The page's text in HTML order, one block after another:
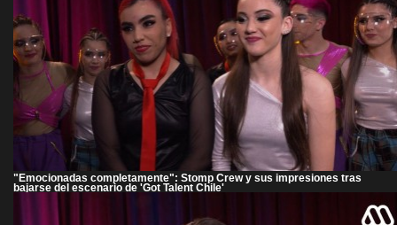
"Emocionadas completamente": Stomp Crew y sus impresiones tras
bajarse del escenario de 'Got Talent Chile'